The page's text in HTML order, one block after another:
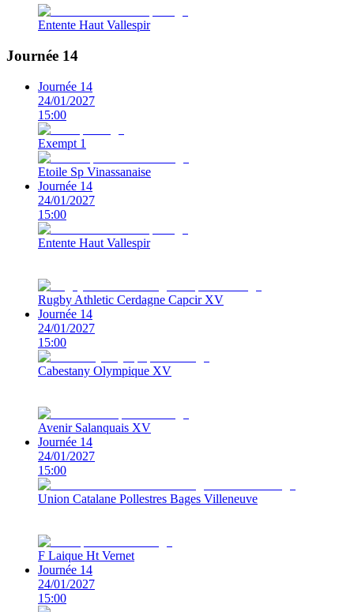
Entente Haut Vallespir
Journée 14
Journée 14
24/01/2027
15:00
Exempt 1
Etoile Sp Vinassanaise
Journée 14
24/01/2027
15:00
Entente Haut Vallespir
Rugby Athletic Cerdagne Capcir XV
Journée 14
24/01/2027
15:00
Cabestany Olympique XV
Avenir Salanquais XV
Journée 14
24/01/2027
15:00
Union Catalane Pollestres Bages Villeneuve
F Laique Ht Vernet
Journée 14
24/01/2027
15:00